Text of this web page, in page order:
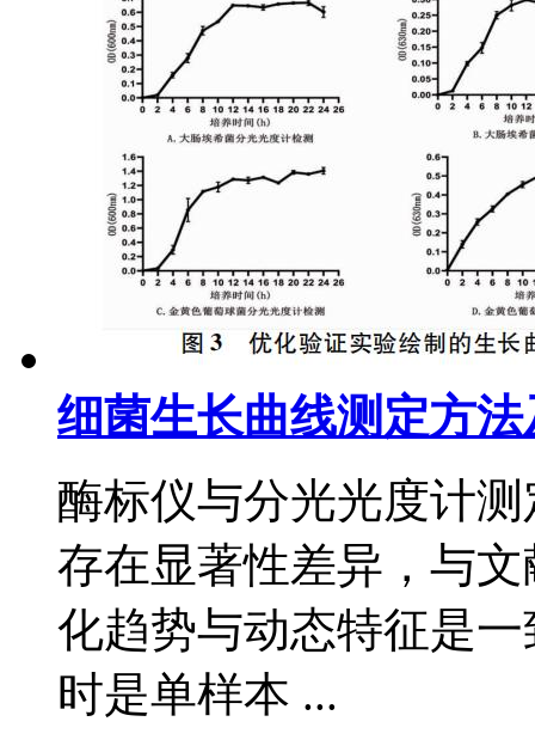
细菌生长曲线测定方
酶标仪与分光光度计
存在显著性差异，与
化趋势与动态特征是
时是单样本 ...